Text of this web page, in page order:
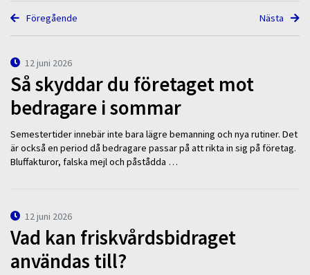
Föregående Nästa
12 juni 2026
Så skyddar du företaget mot
bedragare i sommar
Semestertider innebär inte bara lägre bemanning och nya rutiner. Det
är också en period då bedragare passar på att rikta in sig på företag.
Bluffakturor, falska mejl och påstådda …
12 juni 2026
Vad kan friskvårdsbidraget
användas till?